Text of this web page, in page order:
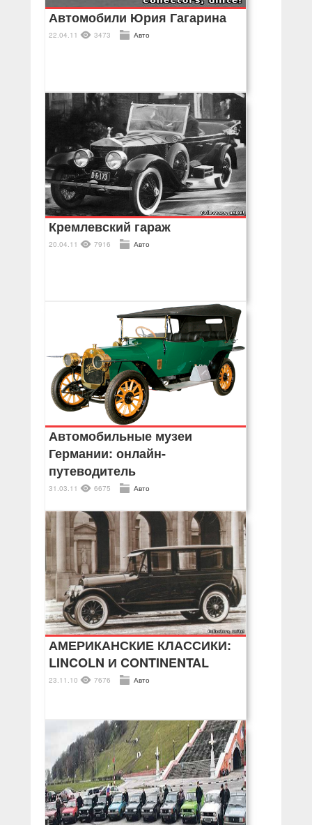
Автомобили Юрия Гагарина
22.04.11 3473 Авто
Кремлевский гараж
20.04.11 7916 Авто
Автомобильные музеи
Германии: онлайн-
путеводитель
31.03.11 6675 Авто
АМЕРИКАНСКИЕ КЛАССИКИ:
LINCOLN И CONTINENTAL
23.11.10 7676 Авто